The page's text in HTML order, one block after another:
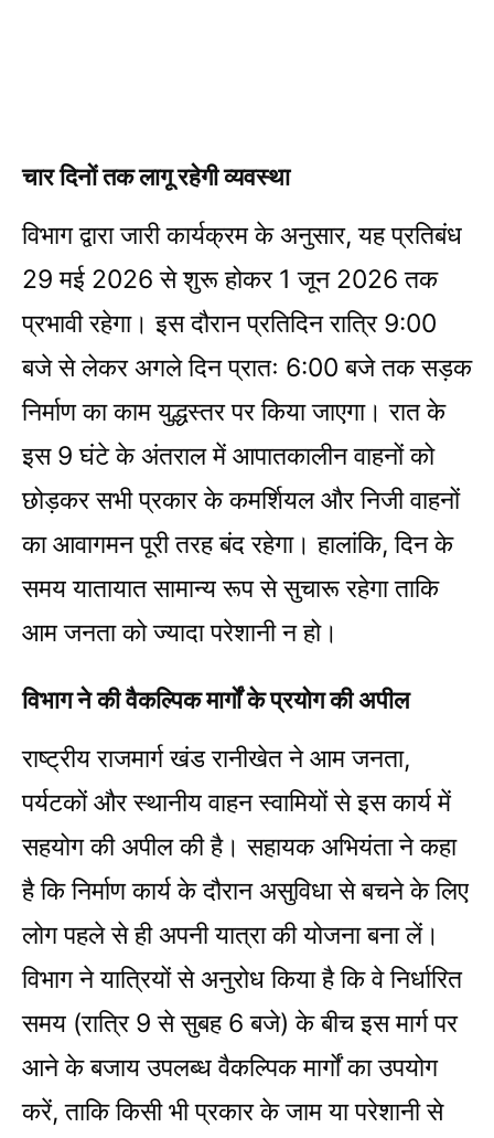
चार दिनों तक लागू रहेगी व्यवस्था
विभाग द्वारा जारी कार्यक्रम के अनुसार, यह प्रतिबंध
29 मई 2026 से शुरू होकर 1 जून 2026 तक
प्रभावी रहेगा। इस दौरान प्रतिदिन रात्रि 9:00
बजे से लेकर अगले दिन प्रातः 6:00 बजे तक सड़क
निर्माण का काम युद्धस्तर पर किया जाएगा। रात के
इस 9 घंटे के अंतराल में आपातकालीन वाहनों को
छोड़कर सभी प्रकार के कमर्शियल और निजी वाहनों
का आवागमन पूरी तरह बंद रहेगा। हालांकि, दिन के
समय यातायात सामान्य रूप से सुचारू रहेगा ताकि
आम जनता को ज्यादा परेशानी न हो।
विभाग ने की वैकल्पिक मार्गों के प्रयोग की अपील
राष्ट्रीय राजमार्ग खंड रानीखेत ने आम जनता,
पर्यटकों और स्थानीय वाहन स्वामियों से इस कार्य में
सहयोग की अपील की है। सहायक अभियंता ने कहा
है कि निर्माण कार्य के दौरान असुविधा से बचने के लिए
लोग पहले से ही अपनी यात्रा की योजना बना लें।
विभाग ने यात्रियों से अनुरोध किया है कि वे निर्धारित
समय (रात्रि 9 से सुबह 6 बजे) के बीच इस मार्ग पर
आने के बजाय उपलब्ध वैकल्पिक मार्गों का उपयोग
करें, ताकि किसी भी प्रकार के जाम या परेशानी से